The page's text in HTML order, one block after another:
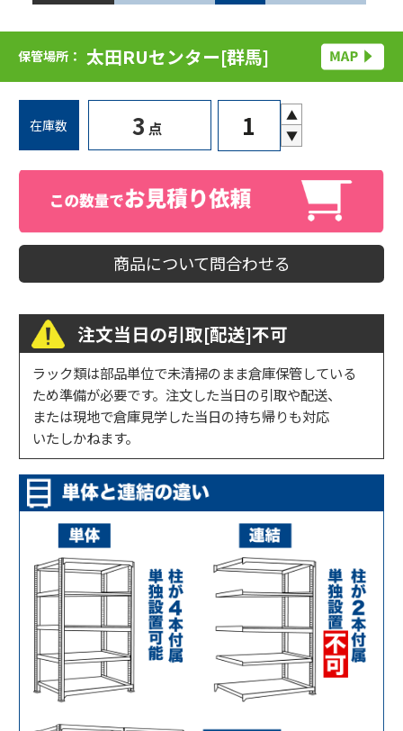
保管場所： 太田RUセンター[群馬]
在庫数 3 点
▲
▼
商品について問合わせる
注文当日の引取[配送]不可
ラック類は部品単位で未清掃のまま倉庫保管している
ため準備が必要です。注文した当日の引取や配送、
または現地で倉庫見学した当日の持ち帰りも対応
いたしかねます。